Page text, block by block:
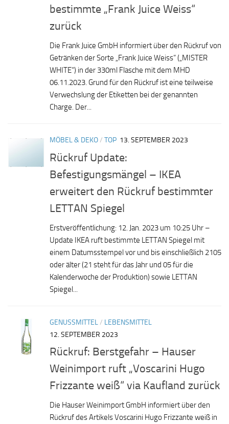
bestimmte „Frank Juice Weiss“
zurück
Die Frank Juice GmbH informiert über den Rückruf von
Getränken der Sorte „Frank Juice Weiss“ („MISTER
WHITE“) in der 330ml Flasche mit dem MHD
06.11.2023. Grund für den Rückruf ist eine teilweise
Verwechslung der Etiketten bei der genannten
Charge. Der...
MÖBEL & DEKO/ TOP 13. SEPTEMBER 2023
Rückruf Update:
Befestigungsmängel – IKEA
erweitert den Rückruf bestimmter
LETTAN Spiegel
Erstveröffentlichung: 12. Jan. 2023 um 10:25 Uhr –
Update IKEA ruft bestimmte LETTAN Spiegel mit
einem Datumsstempel vor und bis einschließlich 2105
oder älter (21 steht für das Jahr und 05 für die
Kalenderwoche der Produktion) sowie LETTAN
Spiegel...
GENUSSMITTEL/ LEBENSMITTEL
12. SEPTEMBER 2023
Rückruf: Berstgefahr – Hauser
Weinimport ruft „Voscarini Hugo
Frizzante weiß“ via Kaufland zurück
Die Hauser Weinimport GmbH informiert über den
Rückruf des Artikels Voscarini Hugo Frizzante weiß in